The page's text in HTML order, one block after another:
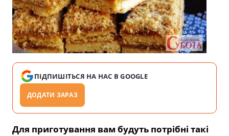
ПІДПИШІТЬСЯ НА НАС В GOOGLE
ДОДАТИ ЗАРАЗ
Для приготування вам будуть потрібні такі